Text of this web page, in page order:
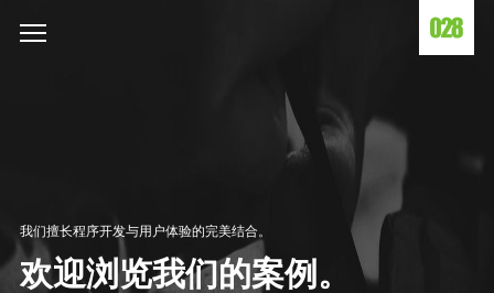
我们擅长程序开发与用户体验的完美结合。
欢迎浏览我们的案例。